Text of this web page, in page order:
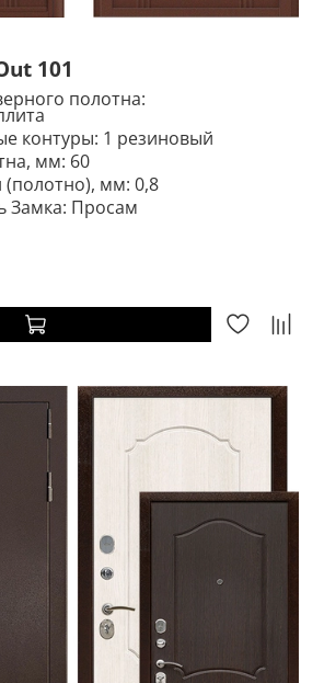
101
полотна:
контуры: 1 резиновый
мм: 60
(полотно), мм: 0,8
Замка: Просам